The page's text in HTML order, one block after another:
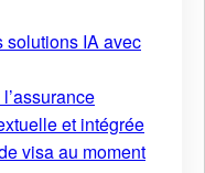
solutions IA avec
et intégrée
visa au moment